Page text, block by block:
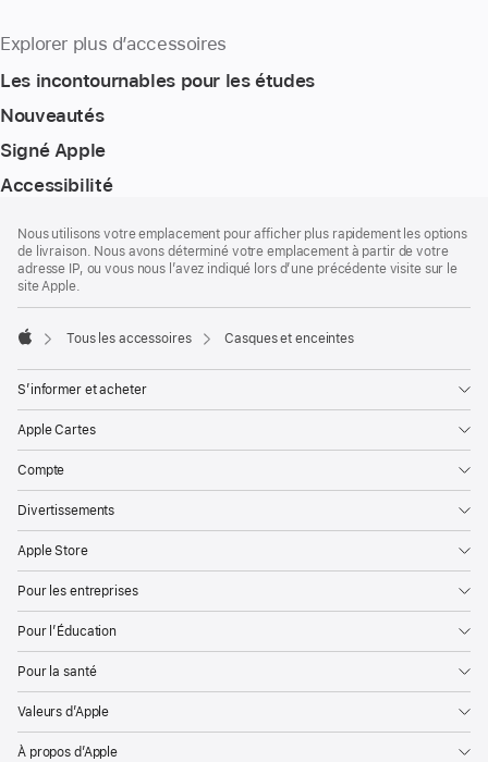
Explorer plus d’accessoires
Les incontournables pour les études
Nouveautés
Signé Apple
Accessibilité
de
page
de
bas
de
Nous utilisons votre emplacement pour afficher plus rapidement les options
de livraison. Nous avons déterminé votre emplacement à partir de votre
adresse IP, ou vous nous l’avez indiqué lors d’une précédente visite sur le
site Apple.
Tous les accessoires Casques et enceintes
S’informer et acheter
Apple Cartes
Compte
Divertissements
Apple Store
Pour les entreprises
Pour l’Éducation
Pour la santé
Valeurs d’Apple
À propos d’Apple